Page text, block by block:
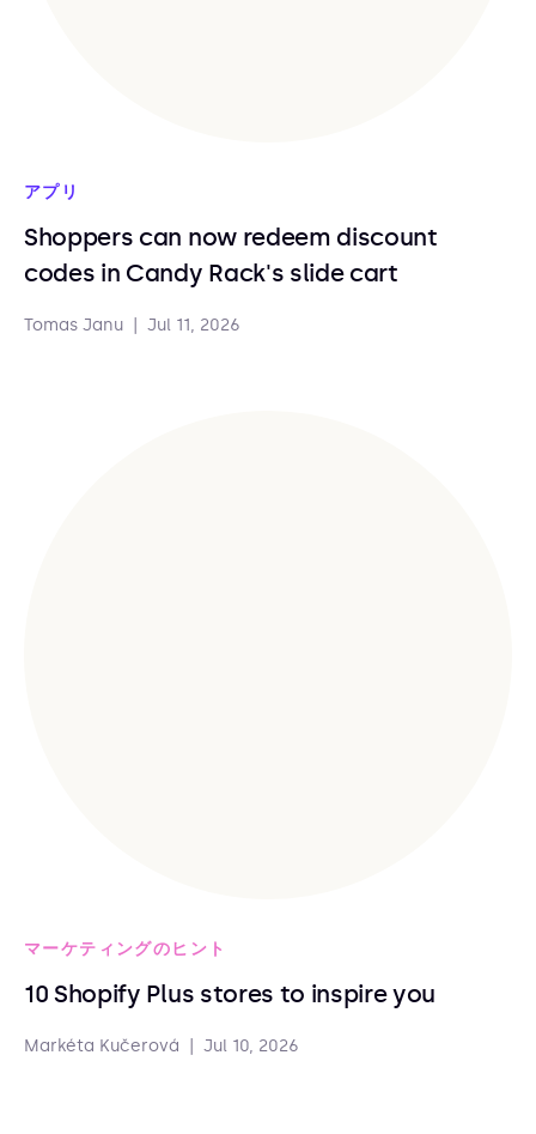
アプリ
Shoppers can now redeem discount
codes in Candy Rack's slide cart
Tomas Janu Jul 11, 2026
マーケティングのヒント
10 Shopify Plus stores to inspire you
Markéta Kučerová Jul 10, 2026